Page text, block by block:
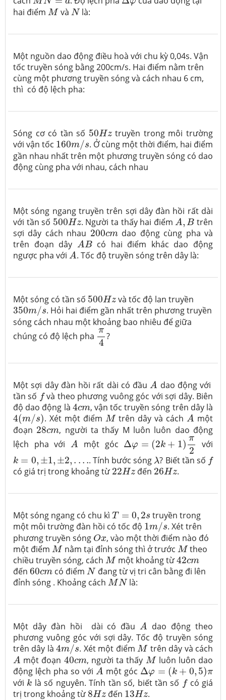
hai điểm M
Mvà N
N là:
Một nguồn dao động điều hoà với chu kỳ 0,04s. Vận
tốc truyền sóng bằng 200cm/s. Hai điểm nằm trên
cùng một phương truyền sóng và cách nhau 6 cm,
thì có độ lệch pha:
Sóng cơ có tần số 50Hz
50Hztruyền trong môi trường
với vận tốc 160m/s
160m/s. Ở cùng một thời điểm, hai điểm
gần nhau nhất trên một phương truyền sóng có dao
động cùng pha với nhau, cách nhau
Một sóng ngang truyền trên sợi dây đàn hồi rất dài
với tần số 500Hz
500Hz. Người ta thấy hai điểmA, B
A,B
trên
sợi dây cách nhau 200cm
200cmdao động cùng pha và
trên đoạn dây AB
AB có hai điểm khác dao động
ngược pha với A
A. Tốc độ truyền sóng trên dây là:
Một sóng có tần số 500Hz
500Hzvà tốc độ lan truyền
350m/s
350m/s. Hỏi hai điểm gần nhất trên phương truyền
sóng cách nhau một khoảng bao nhiêu để giữa
chúng có độ lệch pha
π
4
π4
?
Một sợi dây đàn hồi rất dài có đầuA
A dao động với
tần số f
fvà theo phương vuông góc với sợi dây. Biên
độ dao động là 4cm
4cm, vận tốc truyền sóng trên dây là
4(m/s)
4(m/s) . Xét một điểm M
Mtrên dây và cáchA
A một
đoạn 28cm
28cm, người ta thấy M luôn luôn dao động
lệch pha vớiA
A một góc Δφ = (2k + 1)
π
2
Δ φ=(2 k+1)π2
với
k = 0, ±1, ±2, . . . .
k ,± , ± . .. . Tính bước sóng λ
λ? Biết tần số f
f
có giá trị trong khoảng từ 22Hz
22Hz đến 26Hz
26Hz.
Một sóng ngang có chu kì T = 0, 2s
T= 2
truyền trong
một môi trường đàn hồi có tốc độ 1m/s
1m/s. Xét trên
phương truyền sóng Ox
Ox, vào một thời điểm nào đó
một điểm M
Mnằm tại đỉnh sóng thì ở trước M
Mtheo
chiều truyền sóng, cách M
Mmột khoảng từ42cm
42cm
đến 60cm
60cmcó điểm N
N đang từ vị tri cân bằng đi lên
đỉnh sóng . Khoảng cách MN
MN là:
Một dây đàn hồi dài có đầuA
A dao động theo
phương vuông góc với sợi dây. Tốc độ truyền sóng
trên dây là4m/s
4m/s. Xét một điểmM
M trên dây và cách
A
A một đoạn 40cm
40cm, người ta thấy M
Mluôn luôn dao
động lệch pha so vớiA
A một góc Δφ = (k + 0, 5)π
Δφ= (k+0,5)π
với k
k là số nguyên. Tính tần số, biết tần số f
fcó giá
trị trong khoảng từ8Hz
8Hz đến 13Hz
13Hz.